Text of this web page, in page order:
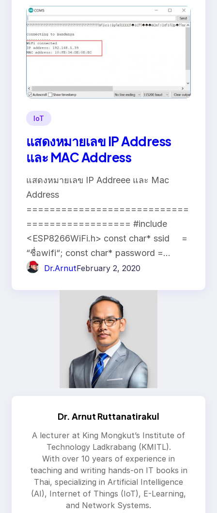
IoT
แสดงหมายเลข IP Address
และ MAC Address
แสดงหมายเลข IP Addreee และ Mac
Address
============================
================== #include
<ESP8266WiFi.h> const char* ssid =
“ชื่อwifi“; const char* password =…
Dr.ArnutFebruary 2, 2020
Dr. Arnut Ruttanatirakul
A lecturer at King Mongkut’s Institute of
Technology Ladkrabang (KMITL).
With over 10 years of experience in
teaching and writing hands-on IT books in
Thai, specializing in Artificial Intelligence
(AI), Internet of Things (IoT), E-Learning,
and Network Systems.